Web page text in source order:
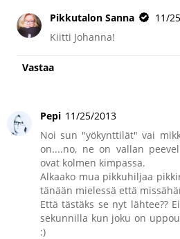
Pikkutalon Sanna
11/
Kiitti Johanna!
Vastaa
Pepi 11/25/2013
Noi sun "yökynttilät" vai
on....no, ne on vallan
ovat kolmen kimpassa.
Alkaako mua pikkuhiljaa
tänään mielessä että
Että tästäks se nyt lähtee??
sekunnilla kun joku on
:)